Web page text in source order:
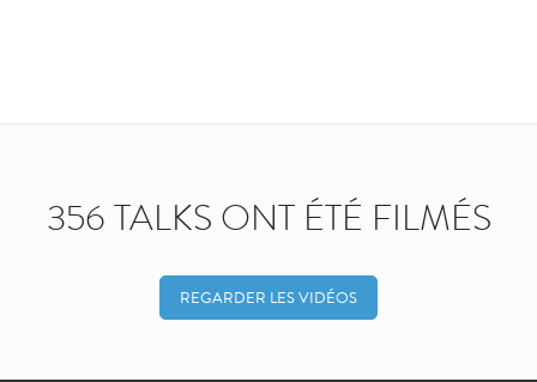
356 TALKS ONT ÉTÉ FILMÉS
REGARDER LES VIDÉOS